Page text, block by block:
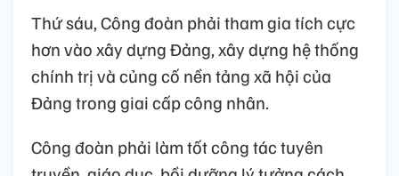
Thứ sáu, Công đoàn phải tham gia tích cực
hơn vào xây dựng Đảng, xây dựng hệ thống
chính trị và củng cố nền tảng xã hội của
Đảng trong giai cấp công nhân.
Công đoàn phải làm tốt công tác tuyên